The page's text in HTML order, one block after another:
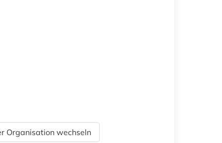
Organisation wechseln